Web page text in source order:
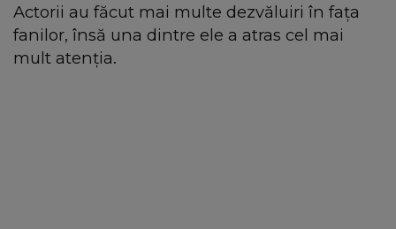
Actorii au făcut mai multe dezvăluiri în fața
fanilor, însă una dintre ele a atras cel mai
mult atenția.